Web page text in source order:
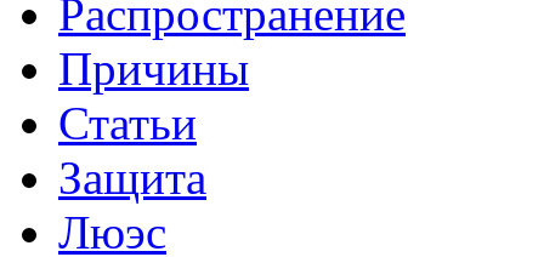
Распространение
Причины
Статьи
Защита
Люэс